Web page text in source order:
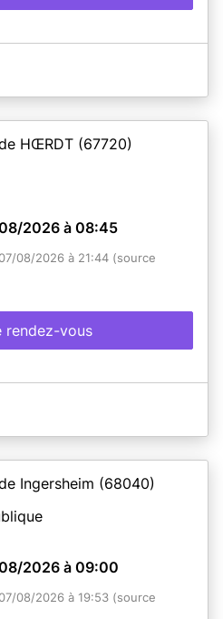
HŒRDT (67720)
2026 à 08:45
08/2026 à 21:44 (source
rendez-vous
Ingersheim (68040)
2026 à 09:00
08/2026 à 19:53 (source